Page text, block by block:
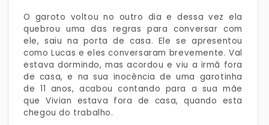
O garoto voltou no outro dia e dessa vez ela
quebrou uma das regras para conversar com
ele, saiu na porta de casa. Ele se apresentou
como Lucas e eles conversaram brevemente. Val
estava dormindo, mas acordou e viu a irmã fora
de casa, e na sua inocência de uma garotinha
de 11 anos, acabou contando para a sua mãe
que Vivian estava fora de casa, quando esta
chegou do trabalho.